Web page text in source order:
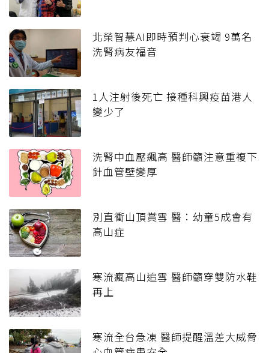
北榮智慧AI即時預判心衰竭 9萬名
洗腎病友福音
1人注射後死亡 接種科興疫苗港人
變少了
洗腎中血壓飆高 醫師籲注意重複下
針血管壁變厚
別直衝山頂賞雪 醫：幼童5成會有
高山症
寒流瘋高山追雪 醫師籲穿雙防水鞋
再上
寒流全台急凍 醫師提醒溫差大威脅